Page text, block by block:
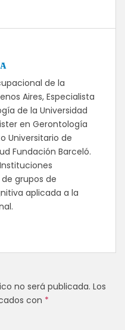
de la
Aires, Especialista
de la Universidad
en Gerontología
Universitario de
Fundación Barceló.
grupos de
aplicada a la
no será publicada. Los
con *